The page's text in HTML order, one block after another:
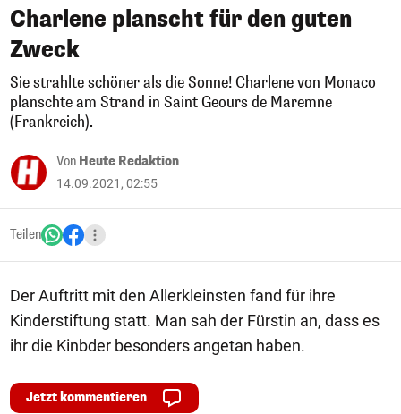
Charlene planscht für den guten
Zweck
Sie strahlte schöner als die Sonne! Charlene von Monaco
planschte am Strand in Saint Geours de Maremne
(Frankreich).
Von Heute Redaktion
14.09.2021, 02:55
Teilen
Der Auftritt mit den Allerkleinsten fand für ihre
Kinderstiftung statt. Man sah der Fürstin an, dass es
ihr die Kinbder besonders angetan haben.
Jetzt kommentieren